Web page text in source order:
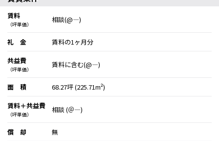
賃料
（坪単価）
相談(@―)
礼 金
賃料の1ヶ月分
共益費
（坪単価）
賃料に含む(@―)
面 積
68.27坪 (225.71m²)
賃料＋共益費
（坪単価）
相談 (＠―)
償 却
無